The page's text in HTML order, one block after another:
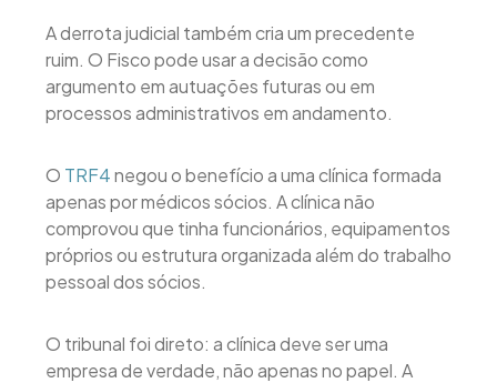
A derrota judicial também cria um precedente
ruim. O Fisco pode usar a decisão como
argumento em autuações futuras ou em
processos administrativos em andamento.
O TRF4negou o benefício a uma clínica formada
apenas por médicos sócios. A clínica não
comprovou que tinha funcionários, equipamentos
próprios ou estrutura organizada além do trabalho
pessoal dos sócios.
O tribunal foi direto: a clínica deve ser uma
empresa de verdade, não apenas no papel. A